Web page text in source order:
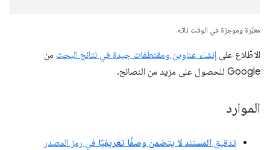
معبِّرة وموجزة في الوقت ذاته.
الاطّلاع على إنشاء عناوين ومقتطفات جيدة في نتائج البحث من
Google للحصول على مزيد من النصائح.
الموارد
تدقيق المستند لا يتضمن وصفًا تعريفيًا في رمز المصدر